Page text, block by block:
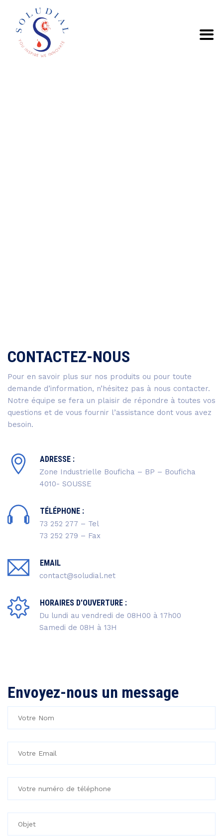
CONTACTEZ-NOUS
Pour en savoir plus sur nos produits ou pour toute
demande d’information, n’hésitez pas à nous contacter.
Notre équipe se fera un plaisir de répondre à toutes vos
questions et de vous fournir l’assistance dont vous avez
besoin.
ADRESSE :
Zone Industrielle Bouficha – BP – Bouficha
4010- SOUSSE
TÉLÉPHONE :
73 252 277 – Tel
73 252 279 – Fax
EMAIL
contact@soludial.net
HORAIRES D'OUVERTURE :
Du lundi au vendredi de 08H00 à 17h00
Samedi de 08H à 13H
Envoyez-nous un message